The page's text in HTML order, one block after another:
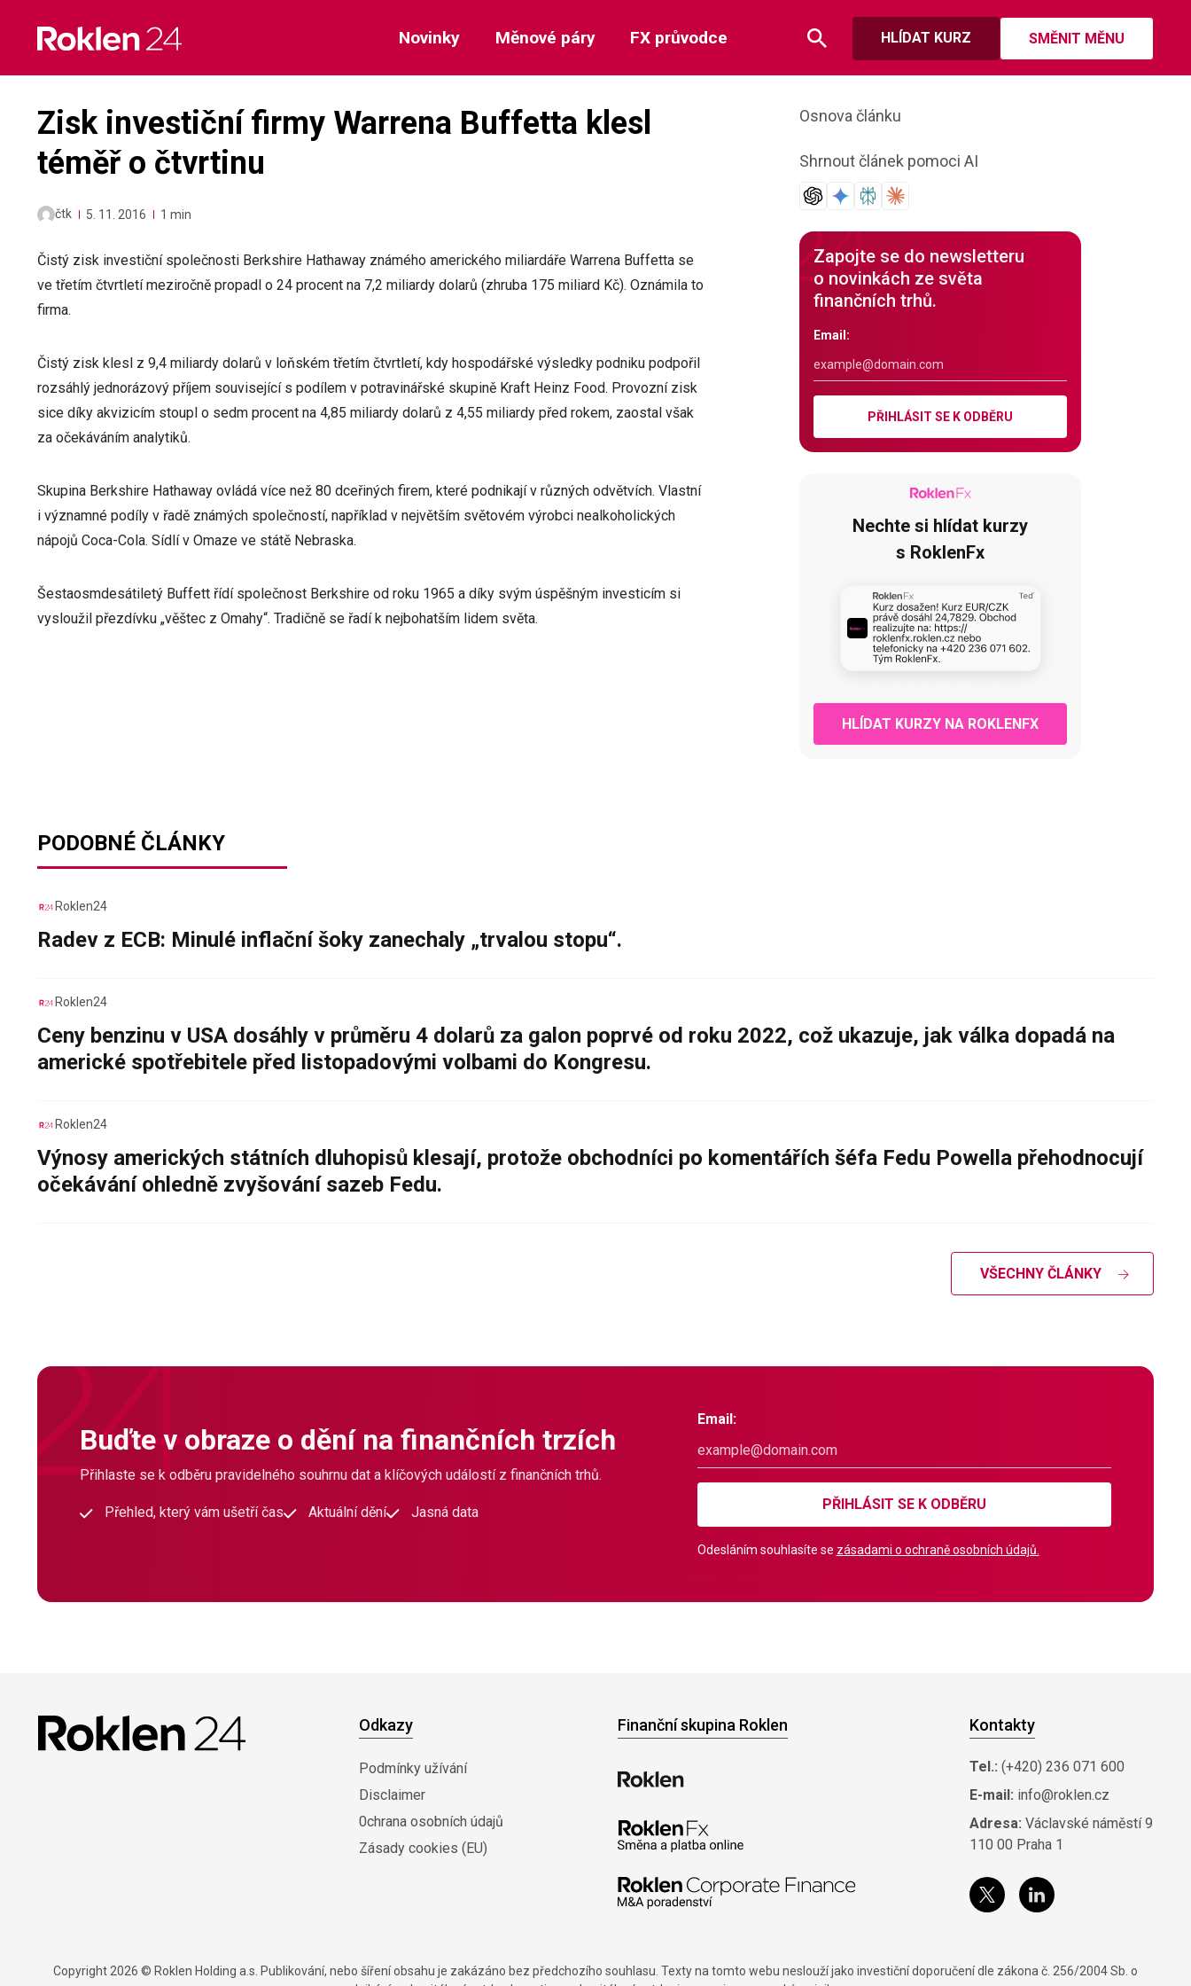
content
HLÍDAT KURZ SMĚNIT MĚNU
Novinky Měnové páry FX průvodce
Zisk investiční firmy Warrena Buffetta klesl
téměř o čtvrtinu
čtk 5. 11. 2016 1 min
Čistý zisk investiční společnosti Berkshire Hathaway známého amerického miliardáře Warrena Buffetta se
ve třetím čtvrtletí meziročně propadl o 24 procent na 7,2 miliardy dolarů (zhruba 175 miliard Kč). Oznámila to
firma.
Čistý zisk klesl z 9,4 miliardy dolarů v loňském třetím čtvrtletí, kdy hospodářské výsledky podniku podpořil
rozsáhlý jednorázový příjem související s podílem v potravinářské skupině Kraft Heinz Food. Provozní zisk
sice díky akvizicím stoupl o sedm procent na 4,85 miliardy dolarů z 4,55 miliardy před rokem, zaostal však
za očekáváním analytiků.
Skupina Berkshire Hathaway ovládá více než 80 dceřiných firem, které podnikají v různých odvětvích. Vlastní
i významné podíly v řadě známých společností, například v největším světovém výrobci nealkoholických
nápojů Coca-Cola. Sídlí v Omaze ve státě Nebraska.
Šestaosmdesátiletý Buffett řídí společnost Berkshire od roku 1965 a díky svým úspěšným investicím si
vysloužil přezdívku „věštec z Omahy“. Tradičně se řadí k nejbohatším lidem světa.
Osnova článku
Shrnout článek pomoci AI
Zapojte se do newsletteru
o novinkách ze světa
finančních trhů.
Email:
PŘIHLÁSIT SE K ODBĚRU
Nechte si hlídat kurzy
s RoklenFx
HLÍDAT KURZY NA ROKLENFX
PODOBNÉ ČLÁNKY
Roklen24
Radev z ECB: Minulé inflační šoky zanechaly „trvalou stopu“.
Roklen24
Ceny benzinu v USA dosáhly v průměru 4 dolarů za galon poprvé od roku 2022, což ukazuje, jak válka dopadá na
americké spotřebitele před listopadovými volbami do Kongresu.
Roklen24
Výnosy amerických státních dluhopisů klesají, protože obchodníci po komentářích šéfa Fedu Powella přehodnocují
očekávání ohledně zvyšování sazeb Fedu.
VŠECHNY ČLÁNKY
Buďte v obraze o dění na finančních trzích
Přihlaste se k odběru pravidelného souhrnu dat a klíčových událostí z finančních trhů.
Přehled, který vám ušetří čas Aktuální dění Jasná data
Email:
PŘIHLÁSIT SE K ODBĚRU
Odesláním souhlasíte se zásadami o ochraně osobních údajů.
Odkazy
Podmínky užívání
Disclaimer
0chrana osobních údajů
Zásady cookies (EU)
Finanční skupina Roklen Kontakty
Tel.: (+420) 236 071 600
E-mail: info@roklen.cz
Adresa: Václavské náměstí 9
110 00 Praha 1
Copyright 2026 © Roklen Holding a.s. Publikování, nebo šíření obsahu je zakázáno bez předchozího souhlasu. Texty na tomto webu neslouží jako investiční doporučení dle zákona č. 256/2004 Sb. o